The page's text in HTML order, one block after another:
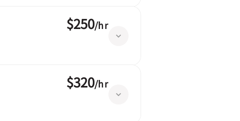
$250/hr
$320/hr